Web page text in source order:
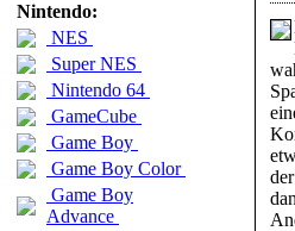
Nintendo:
NES
Super NES
Nintendo 64
GameCube
Game Boy
Game Boy Color
Game Boy
Advance